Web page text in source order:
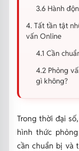
3.6 Hành
4. Tất tần tật
vấn Online
4.1 Cần
4.2 Phỏng
gì không?
Trong thời đại
hình thức
cần chuẩn bị và